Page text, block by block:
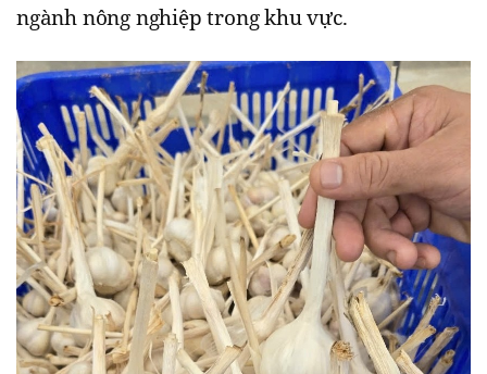
ngành nông nghiệp trong khu vực.